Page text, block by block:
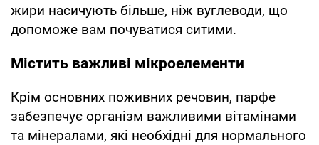
жири насичують більше, ніж вуглеводи, що
допоможе вам почуватися ситими.
Містить важливі мікроелементи
Крім основних поживних речовин, парфе
забезпечує організм важливими вітамінами
та мінералами, які необхідні для нормального